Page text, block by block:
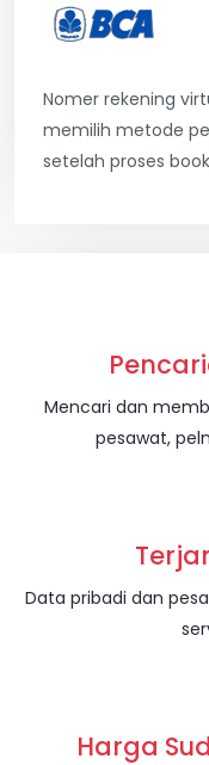
Nomer rekening
memilih metode
setelah proses
Mencari dan
pesawat,
Data pribadi dan
Harga